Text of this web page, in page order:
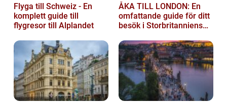
Flyga till Schweiz - En
komplett guide till
flygresor till Alplandet
ÅKA TILL LONDON: En
omfattande guide för ditt
besök i Storbritanniens